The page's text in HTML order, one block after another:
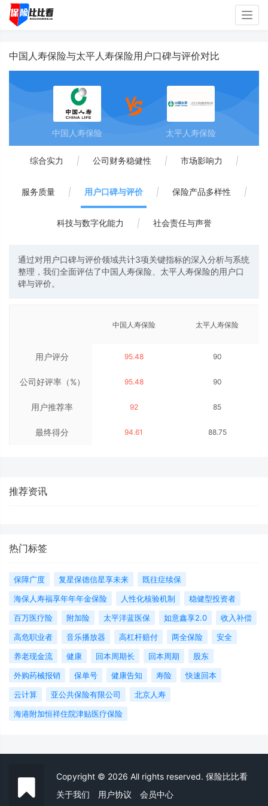
中国人寿保险与太平人寿保险用户口碑与评价对比
中国人寿保险 太平人寿保险
综合实力 | 公司财务稳健性 | 市场影响力 |
服务质量 | 用户口碑与评价 | 保险产品多样性 |
科技与数字化能力 | 社会责任与声誉
通过对用户口碑与评价领域共计3项关键指标的深入分析与系统
整理，我们全面评估了中国人寿保险、太平人寿保险的用户口
碑与评价。
用户评分
公司好评率（%）
用户推荐率
最终得分
中国人寿保险
95.48
95.48
92
94.61
太平人寿保险
90
90
85
88.75
推荐资讯
热门标签
保障广度 复星保德信星享未来
既往症续保
海保人寿福享年年年金保险
人性化核验机制
稳健型投资者
百万医疗险
附加险 太平洋蓝医保 如意鑫享2.0
收入补偿
高危职业者
音乐播放器 高杠杆赔付 两全保险
安全
养老现金流
健康 回本周期长 回本周期
股东
外购药械报销
保单号 健康告知 寿险
快速回本
云计算
亚公共保险有限公司
北京人寿
海港附加恒祥住院津贴医疗保险
Copyright © 2026 All rights reserved. 保险比比看
关于我们
用户协议 会员中心